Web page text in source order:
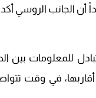
أن الجانب الروسي
للمعلومات بين
في وقت